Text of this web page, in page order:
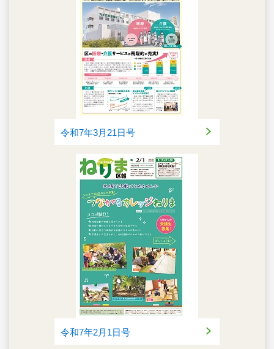
令和7年3月21日号
令和7年2月1日号